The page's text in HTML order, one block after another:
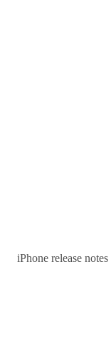
iPhone release notes